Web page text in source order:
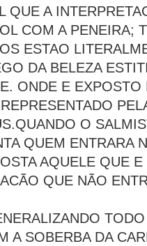
QUE A
COM A PENEIRA;
ESTAO
DA BELEZA
ONDE E
O
QUEM ENTRARA
AQUELE QUE
QUE NÃO
A SOBERBA DA